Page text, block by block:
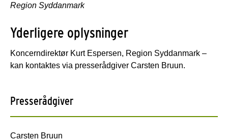
Region Syddanmark
Yderligere oplysninger
Koncerndirektør Kurt Espersen, Region Syddanmark –
kan kontaktes via presserådgiver Carsten Bruun.
Presserådgiver
Carsten Bruun